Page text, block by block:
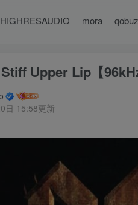
HIGHRESAUDIO mora qobuz
Upper Lip【
日 15:58更新